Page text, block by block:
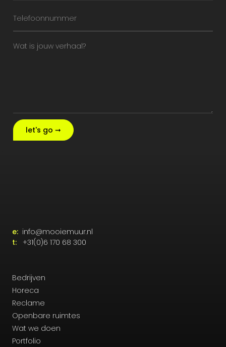
let's go ➞
e: info@mooiemuur.nl
t:
+31(0)6 170 68 300
Bedrijven
Horeca
Reclame
Openbare ruimtes
Wat we doen
Portfolio